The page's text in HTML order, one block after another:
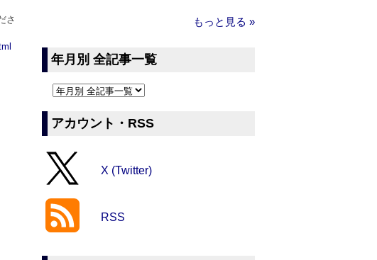
さ
もっと見る »
年月別 全記事一覧
アカウント・RSS
X (Twitter)
RSS